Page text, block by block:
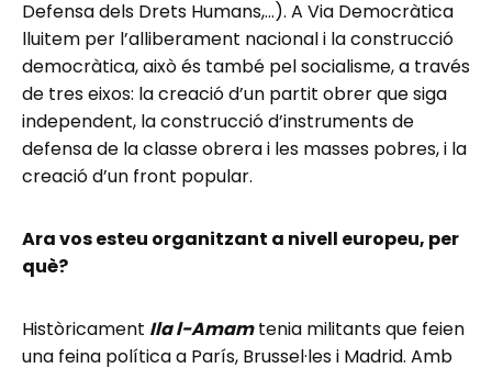
Defensa dels Drets Humans,…). A Via Democràtica
lluitem per l’alliberament nacional i la construcció
democràtica, això és també pel socialisme, a través
de tres eixos: la creació d’un partit obrer que siga
independent, la construcció d’instruments de
defensa de la classe obrera i les masses pobres, i la
creació d’un front popular.
Ara vos esteu organitzant a nivell europeu, per
què?
Històricament Ila l-Amamtenia militants que feien
una feina política a París, Brussel·les i Madrid. Amb